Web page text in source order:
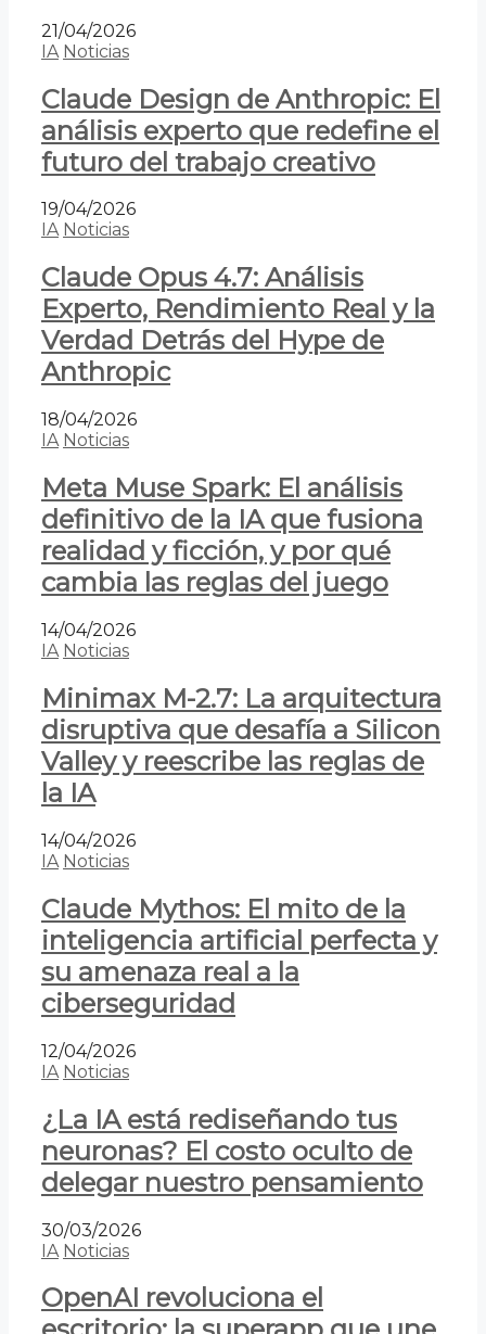
21/04/2026
IA Noticias
Claude Design de Anthropic: El
análisis experto que redefine el
futuro del trabajo creativo
19/04/2026
IA Noticias
Claude Opus 4.7: Análisis
Experto, Rendimiento Real y la
Verdad Detrás del Hype de
Anthropic
18/04/2026
IA Noticias
Meta Muse Spark: El análisis
definitivo de la IA que fusiona
realidad y ficción, y por qué
cambia las reglas del juego
14/04/2026
IA Noticias
Minimax M-2.7: La arquitectura
disruptiva que desafía a Silicon
Valley y reescribe las reglas de
la IA
14/04/2026
IA Noticias
Claude Mythos: El mito de la
inteligencia artificial perfecta y
su amenaza real a la
ciberseguridad
12/04/2026
IA Noticias
¿La IA está rediseñando tus
neuronas? El costo oculto de
delegar nuestro pensamiento
30/03/2026
IA Noticias
OpenAI revoluciona el